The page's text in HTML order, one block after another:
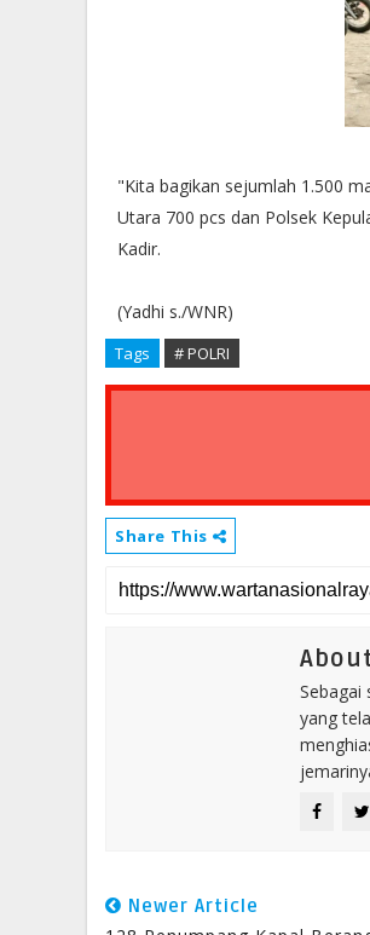
"Kita bagikan sejumlah 1.500
Utara 700 pcs dan Polsek
Kadir.
(Yadhi s./WNR)
Tags # POLRI
Share This
Sebagai
yang
Newer Article